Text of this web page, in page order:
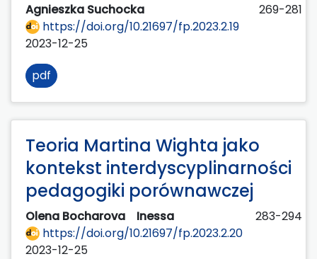
Agnieszka Suchocka
269-281
https://doi.org/10.21697/fp.2023.2.19
2023-12-25
pdf
Teoria Martina Wighta jako
kontekst interdyscyplinarności
pedagogiki porównawczej
Olena Bocharova Inessa
283-294
https://doi.org/10.21697/fp.2023.2.20
2023-12-25